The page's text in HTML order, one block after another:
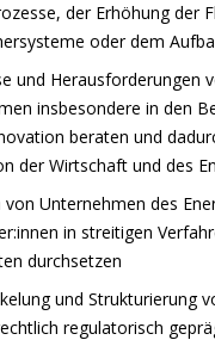
der Erhöhung der
oder dem
und Herausforderungen
insbesondere in den
beraten und
der Wirtschaft und des
von Unternehmen des
in streitigen
durchsetzen
und Strukturierung
regulatorisch